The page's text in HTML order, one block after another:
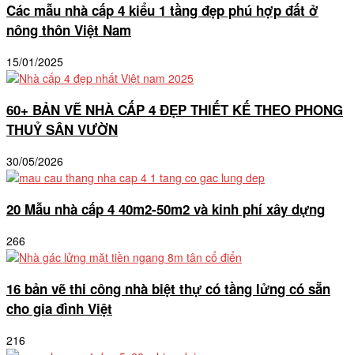
Các mẫu nhà cấp 4 kiểu 1 tầng đẹp phú hợp đất ở
nông thôn Việt Nam
15/01/2025
60+ BẢN VẼ NHÀ CẤP 4 ĐẸP THIẾT KẾ THEO PHONG
THUỶ SÂN VƯỜN
30/05/2026
20 Mẫu nhà cấp 4 40m2-50m2 và kinh phí xây dựng
266
16 bản vẽ thi công nhà biệt thự có tầng lửng có sẵn
cho gia đình Việt
216